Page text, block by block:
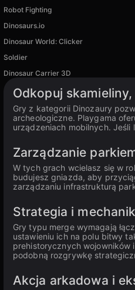
Robot Fighting
Dinosaurs.io
Dinosaur World: Clicker
Soldier
Dinosaur Carrier 3D
Odkopuj
Gry z kategorii Dinozaury
archeologiczne. Playgama
urządzeniach mobilnych.
Zarządzanie
W tych grach wcielasz się w
budujesz gniazda, aby
zarządzaniu infrastrukturą
Strategia i
Gry typu merge wymagają
ustawieniu ich na polu bitwy
prehistorycznych
podobną rozgrywkę
Akcja arkadowa i